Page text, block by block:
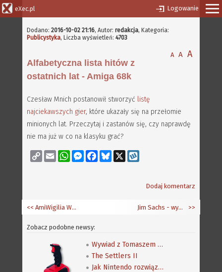
eXec.pl Logowanie
Dodano: 2016-10-02 21:16, Autor: redakcja, Kategoria:
Publicystyka, Liczba wyświetleń: 4703
A A A
Alfabetyczna lista hitów z
ostatnich lat - Amiga 68k
Czesław Mnich postanowił stworzyć listę
najciekawszych gier, które ukazały się na przełomie
minionych lat. Przeczytaj i zastanów się, czy naprawdę
nie ma już w co na klasyku grać?
Copy
Link
Email WhatsAppMessenger
FacebookBluesky
Dodaj komentarz
Jim Sachs - wywiad >>
<< AmiWigilia WS 11 i wyniki sondy na temat Amigi NG
Zobacz podobne newsy:
Wywiad z Tomaszem Cechowskim, autorem gry Zdrajca
The Settlers II
Jak Nintendo rozwiązało problem otwartego świata